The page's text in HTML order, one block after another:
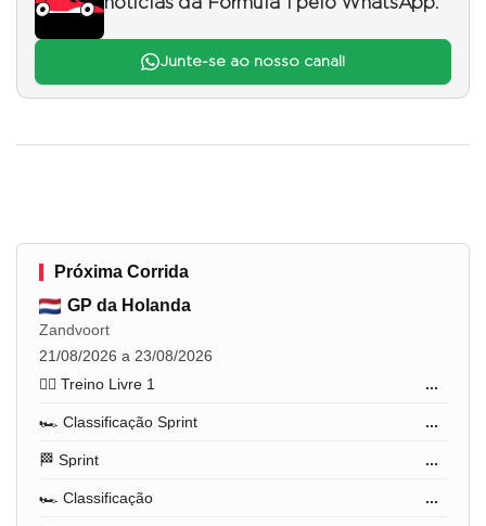
Junte-se ao nosso canal!
Próxima Corrida
GP da Holanda
Zandvoort
21/08/2026 a 23/08/2026
🏋️‍♂️ Treino Livre 1
...
🏎️ Classificação Sprint ...
🏁 Sprint ...
🏎️ Classificação ...